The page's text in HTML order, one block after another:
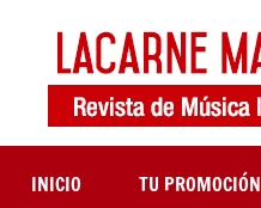
contenido
INICIO TU PROMOCIÓN